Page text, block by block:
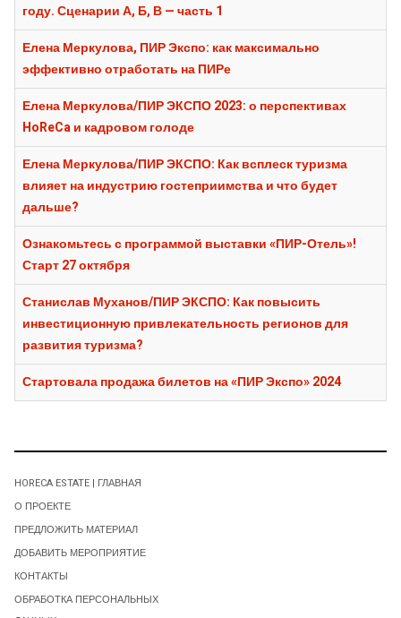
году. Сценарии А, Б, В — часть 1
Елена Меркулова, ПИР Экспо: как максимально
эффективно отработать на ПИРе
Елена Меркулова/ПИР ЭКСПО 2023: о перспективах
HoReCa и кадровом голоде
Елена Меркулова/ПИР ЭКСПО: Как всплеск туризма
влияет на индустрию гостеприимства и что будет
дальше?
Ознакомьтесь с программой выставки «ПИР-Отель»!
Старт 27 октября
Станислав Муханов/ПИР ЭКСПО: Как повысить
инвестиционную привлекательность регионов для
развития туризма?
Стартовала продажа билетов на «ПИР Экспо» 2024
HORECA ESTATE | ГЛАВНАЯ
О ПРОЕКТЕ
ПРЕДЛОЖИТЬ МАТЕРИАЛ
ДОБАВИТЬ МЕРОПРИЯТИЕ
КОНТАКТЫ
ОБРАБОТКА ПЕРСОНАЛЬНЫХ